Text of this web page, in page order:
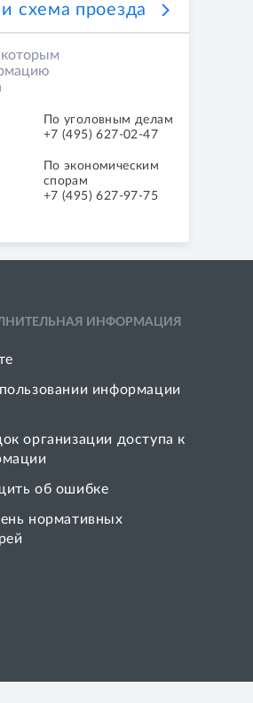
схема проезда
По уголовным делам
+7 (495) 627-02-47
По экономическим
спорам
+7 (495) 627-97-75
ИНФОРМАЦИЯ
информации
организации доступа к
об ошибке
нормативных